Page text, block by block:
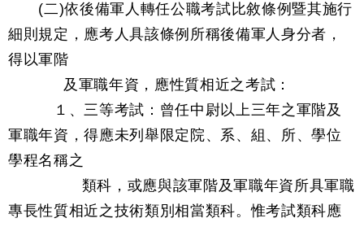
(二)依後備軍人轉任公職考試比敘條例暨其施行
細則規定，應考人具該條例所稱後備軍人身分者，
得以軍階
及軍職年資，應性質相近之考試：
１、三等考試：曾任中尉以上三年之軍階及
軍職年資，得應未列舉限定院、系、組、所、學位
學程名稱之
類科，或應與該軍階及軍職年資所具軍職
專長性質相近之技術類別相當類科。惟考試類科應